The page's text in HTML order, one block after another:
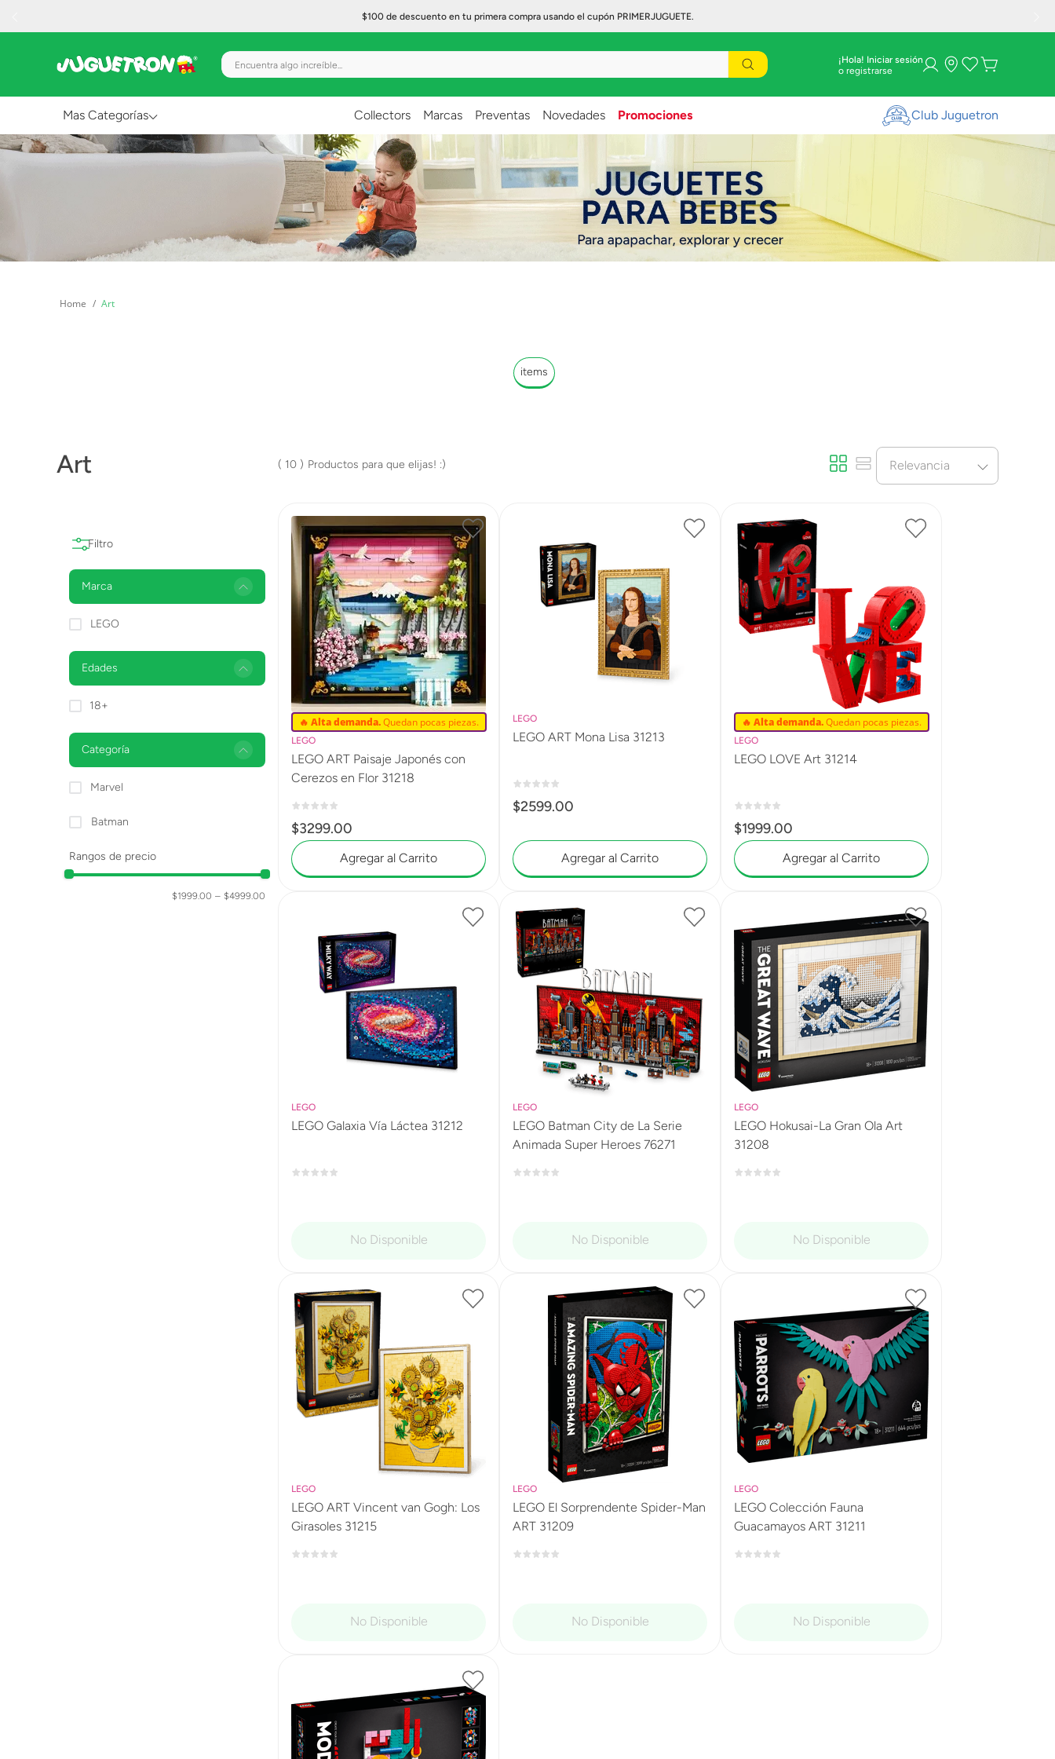
$100 de descuento en tu primera compra usando el cupón PRIMERJUGUETE.
Encuentra algo increíble... ¡Hola! Iniciar sesión
Mas Categorías
Al Aire Libre
Creatividad y Arte
Gadgets y Electrónicos
Peluches
Collectors Marcas Preventas Novedades Promociones Club Juguetron
Art
items
Art
Marca
LEGO
Edades
18+
Categoría
Marvel
Batman
Rangos de precio
$1999.00 – $4999.00
10 Relevancia
🔥 Alta demanda.Quedan pocas piezas.
LEGO
LEGO ART Paisaje Japonés con
Cerezos en Flor 31218
$3299.00
Agregar al Carrito
LEGO
LEGO ART Mona Lisa 31213
$2599.00
Agregar al Carrito
🔥 Alta demanda.Quedan pocas piezas.
LEGO
LEGO LOVE Art 31214
$1999.00
Agregar al Carrito
LEGO
LEGO Galaxia Vía Láctea 31212
LEGO
LEGO Batman City de La Serie
Animada Super Heroes 76271
LEGO
LEGO Hokusai-La Gran Ola Art
31208
LEGO
LEGO ART Vincent van Gogh: Los
Girasoles 31215
LEGO
LEGO El Sorprendente Spider-Man
ART 31209
LEGO
LEGO Colección Fauna
Guacamayos ART 31211